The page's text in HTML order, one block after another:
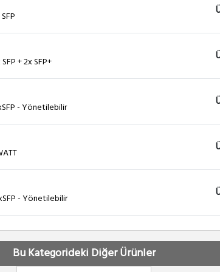
+ 2x SFP+
- Yönetilebilir
- Yönetilebilir
2x SFP + 2x SFP+ 750 Watt
Bu Kategorideki Diğer Ürünler